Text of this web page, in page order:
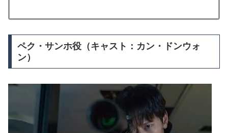
ペク・サンホ役（キャスト：カン・ドンウォ
ン）